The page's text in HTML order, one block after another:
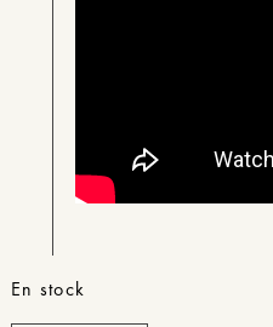
En stock